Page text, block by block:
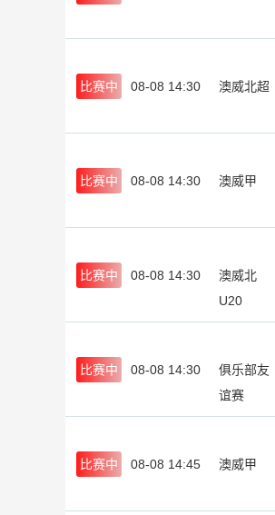
比赛中 08-08 14:30 澳威北超
比赛中 08-08 14:30 澳威甲
比赛中 08-08 14:30
澳威北
U20
比赛中 08-08 14:30
俱乐部友
谊赛
比赛中 08-08 14:45 澳威甲